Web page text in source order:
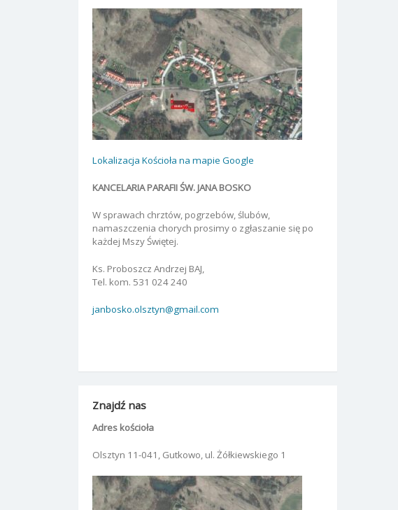
Lokalizacja Kościoła na mapie Google
KANCELARIA PARAFII ŚW. JANA BOSKO
W sprawach chrztów, pogrzebów, ślubów,
namaszczenia chorych prosimy o zgłaszanie się po
każdej Mszy Świętej.
Ks. Proboszcz Andrzej BAJ,
Tel. kom. 531 024 240
janbosko.olsztyn@gmail.com
Znajdź nas
Adres kościoła
Olsztyn 11-041, Gutkowo, ul. Żółkiewskiego 1